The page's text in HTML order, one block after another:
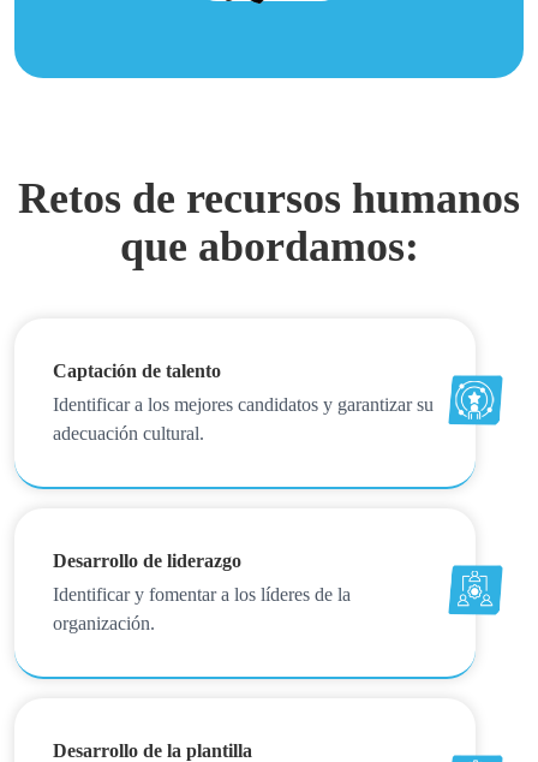
Retos de recursos humanos
que abordamos:
Captación de talento
Identificar a los mejores candidatos y garantizar su
adecuación cultural.
Desarrollo de liderazgo
Identificar y fomentar a los líderes de la
organización.
Desarrollo de la plantilla